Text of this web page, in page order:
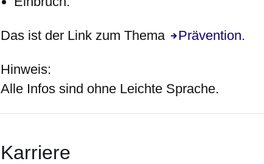
Das ist der Link zum Thema Prävention.
Hinweis:
Alle Infos sind ohne Leichte Sprache.
Karriere